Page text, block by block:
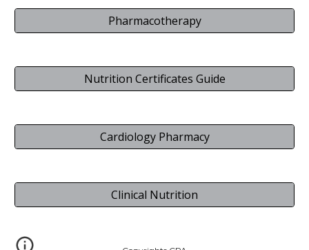
Pharmacotherapy
Nutrition Certificates Guide
Cardiology Pharmacy
Clinical Nutrition